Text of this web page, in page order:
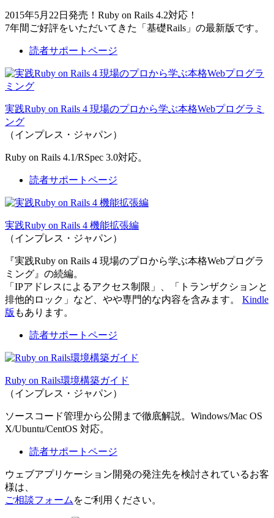
2015年5月22日発売！Ruby on Rails 4.2対応！
7年間ご好評をいただいてきた「基礎Rails」の最新版です。
読者サポートページ
実践Ruby on Rails 4 現場のプロから学ぶ本格Webプログラミ
ング
（インプレス・ジャパン）
Ruby on Rails 4.1/RSpec 3.0対応。
読者サポートページ
実践Ruby on Rails 4 機能拡張編
（インプレス・ジャパン）
『実践Ruby on Rails 4 現場のプロから学ぶ本格Webプログラ
ミング』の続編。
「IPアドレスによるアクセス制限」、「トランザクションと
排他的ロック」など、やや専門的な内容を含みます。 Kindle
版 もあります。
読者サポートページ
Ruby on Rails環境構築ガイド
（インプレス・ジャパン）
ソースコード管理から公開まで徹底解説。Windows/Mac OS
X/Ubuntu/CentOS 対応。
読者サポートページ
ウェブアプリケーション開発の発注先を検討されているお客
様は、
ご相談フォーム をご利用ください。